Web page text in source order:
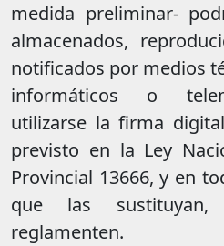
medida preliminar-
almacenados,
notificados por medios
informáticos o
utilizarse la firma
previsto en la Ley
Provincial 13666, y en
que las sustituyan,
reglamenten.